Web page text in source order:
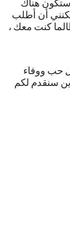
ستكون هناك
أن أطلب
كنت معك ،
حب ووفاء
سنقدم لكم